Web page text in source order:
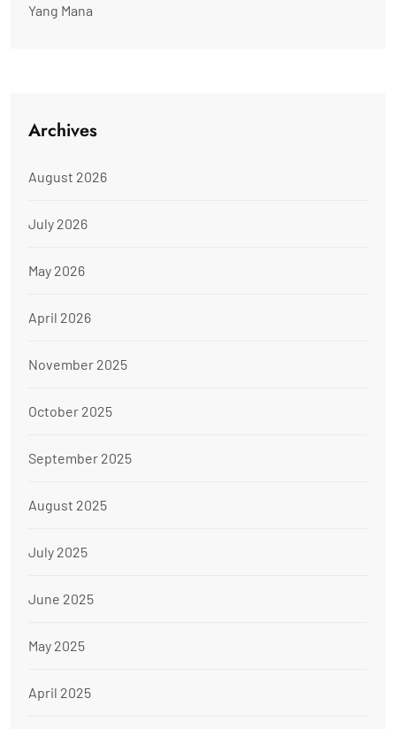
Yang Mana
Archives
August 2026
July 2026
May 2026
April 2026
November 2025
October 2025
September 2025
August 2025
July 2025
June 2025
May 2025
April 2025